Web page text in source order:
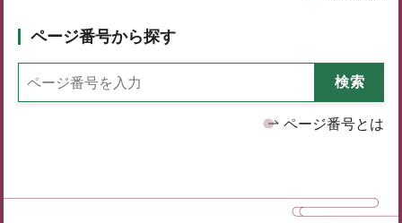
ページ番号から探す
ページ番号とは